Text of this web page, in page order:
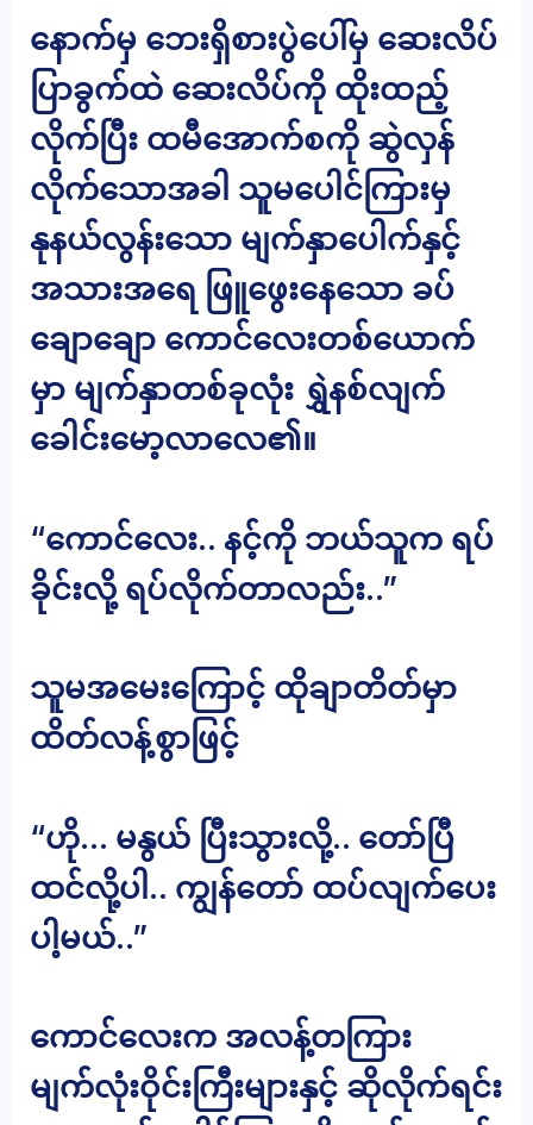
နောက်မှ ဘေးရှိစားပွဲပေါ်မှ ဆေးလိပ်
ပြာခွက်ထဲ ဆေးလိပ်ကို ထိုးထည့်
လိုက်ပြီး ထမီအောက်စကို ဆွဲလှန်
လိုက်သောအခါ သူမပေါင်ကြားမှ
နုနယ်လွန်းသော မျက်နှာပေါက်နှင့်
အသားအရေ ဖြူဖွေးနေသော ခပ်
ချောချော ကောင်လေးတစ်ယောက်
မှာ မျက်နှာတစ်ခုလုံး ရွှဲနစ်လျက်
ခေါင်းမော့လာလေ၏။
“ကောင်လေး.. နင့်ကို ဘယ်သူက ရပ်
ခိုင်းလို့ ရပ်လိုက်တာလည်း..”
သူမအမေးကြောင့် ထိုချာတိတ်မှာ
ထိတ်လန့်စွာဖြင့်
“ဟို… မနွယ် ပြီးသွားလို့.. တော်ပြီ
ထင်လို့ပါ.. ကျွန်တော် ထပ်လျက်ပေး
ပါ့မယ်..”
ကောင်လေးက အလန့်တကြား
မျက်လုံးဝိုင်းကြီးများနှင့် ဆိုလိုက်ရင်း